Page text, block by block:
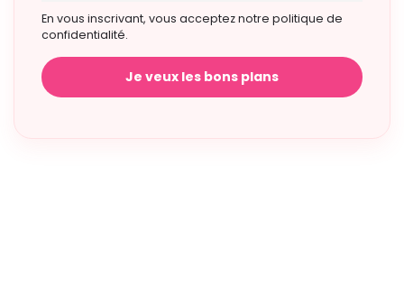
En vous inscrivant, vous acceptez notre politique de
confidentialité.